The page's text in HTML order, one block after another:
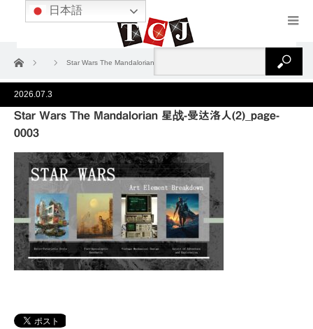
ホーム Star Wars The Mandalorian 星战-曼达洛人(2)_page-0003
2026.07.3
Star Wars The Mandalorian 星战-曼达洛人(2)_page-
0003
日本語